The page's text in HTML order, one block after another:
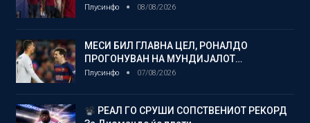
Плусинфо 08/08/2026
МЕСИ БИЛ ГЛАВНА ЦЕЛ, РОНАЛДО
ПРОГОНУВАН НА МУНДИЈАЛОТ…
Плусинфо 07/08/2026
РЕАЛ ГО СРУШИ СОПСТВЕНИОТ РЕКОРД